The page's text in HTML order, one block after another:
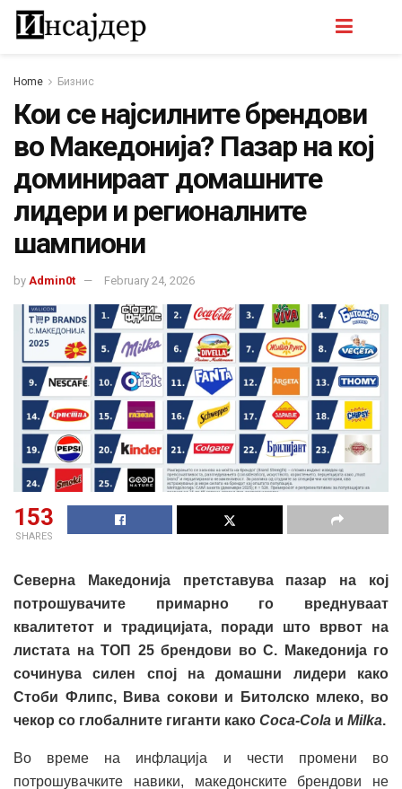
Home Бизнис
Кои се најсилните брендови
во Македонија? Пазар на кој
доминираат домашните
лидери и регионалните
шампиони
by Admin0t February 24, 2026
153
SHARES
Северна Македонија претставува пазар на кој
потрошувачите примарно го вреднуваат
квалитетот и традицијата, поради што врвот на
листата на ТОП 25 брендови во С. Македонија го
сочинува силен спој на домашни лидери како
Стоби Флипс, Вива сокови и Битолско млеко, во
чекор со глобалните гиганти како Coca-Cola и Milka.
Во време на инфлација и чести промени во
потрошувачките навики, македонските брендови не